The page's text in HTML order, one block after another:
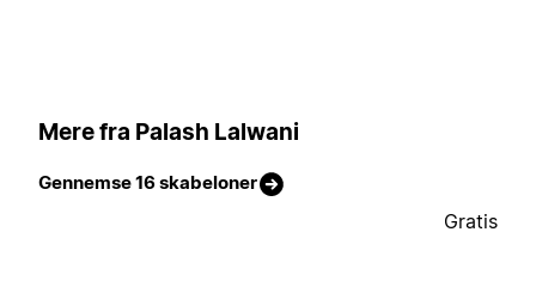
Mere fra Palash Lalwani
Gennemse 16 skabeloner
Gratis